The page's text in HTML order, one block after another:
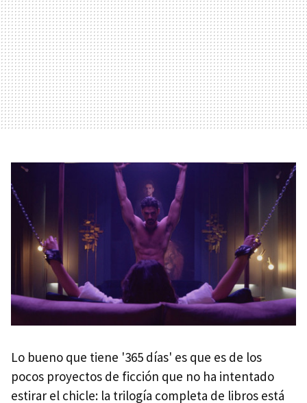
Lo bueno que tiene '365 días' es que es de los
pocos proyectos de ficción que no ha intentado
estirar el chicle: la trilogía completa de libros está